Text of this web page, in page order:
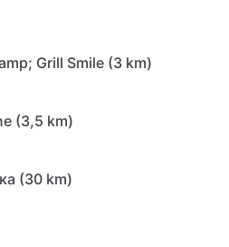
Grill Smile (3 km)
(3,5 km)
(30 km)